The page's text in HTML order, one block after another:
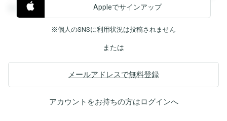
覧することができます。
Appleでサインアップ
※個人のSNSに利用状況は投稿されません
または
メールアドレスで無料登録
アカウントをお持ちの方はログインへ